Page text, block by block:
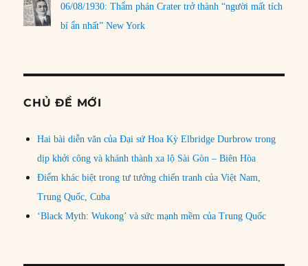
06/08/1930: Thẩm phán Crater trở thành “người mất tích
bí ẩn nhất” New York
CHỦ ĐỀ MỚI
Hai bài diễn văn của Đại sứ Hoa Kỳ Elbridge Durbrow trong
dịp khởi công và khánh thành xa lộ Sài Gòn – Biên Hòa
Điểm khác biệt trong tư tưởng chiến tranh của Việt Nam,
Trung Quốc, Cuba
‘Black Myth: Wukong’ và sức mạnh mềm của Trung Quốc